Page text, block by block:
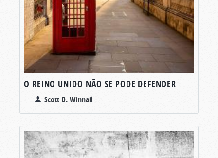
O REINO UNIDO NÃO SE PODE DEFENDER
Scott D. Winnail